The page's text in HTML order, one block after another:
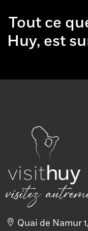
Téléphone
mail
Tout ce
Huy,
visitez
Quai de Namur